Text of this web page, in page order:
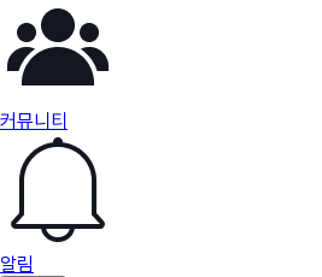
커뮤니티
알림